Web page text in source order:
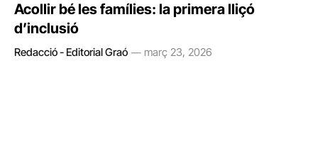
Acollir bé les famílies: la primera lliçó
d’inclusió
Redacció - Editorial Graó març 23, 2026